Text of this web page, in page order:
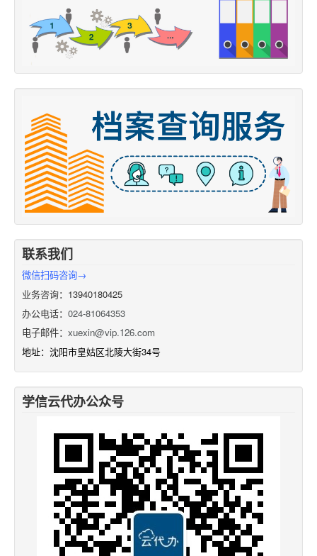
联系我们
微信扫码咨询→
业务咨询：13940180425
办公电话： 024-81064353
电子邮件： xuexin@vip.126.com
地址：沈阳市皇姑区北陵大街34号
学信云代办公众号